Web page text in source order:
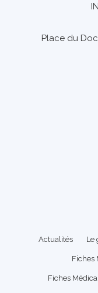
Place du
Actualités Le
Fiches
Fiches